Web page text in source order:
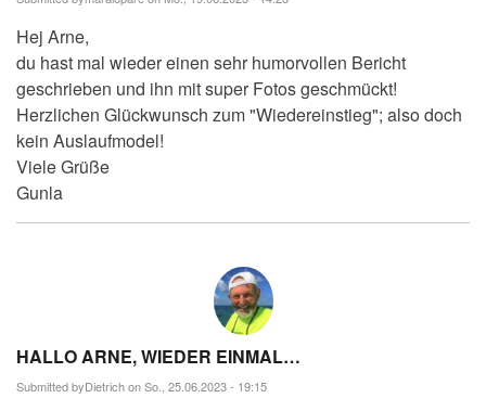
Hej Arne,
du hast mal wieder einen sehr humorvollen Bericht
geschrieben und ihn mit super Fotos geschmückt!
Herzlichen Glückwunsch zum "Wiedereinstieg"; also doch
kein Auslaufmodel!
Viele Grüße
Gunla
HALLO ARNE, WIEDER EINMAL…
Submitted byDietrichon So., 25.06.2023 - 19:15